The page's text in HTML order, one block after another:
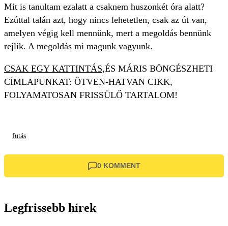
Mit is tanultam ezalatt a csaknem huszonkét óra alatt?
Ezúttal talán azt, hogy nincs lehetetlen, csak az út van,
amelyen végig kell mennünk, mert a megoldás bennünk
rejlik. A megoldás mi magunk vagyunk.
CSAK EGY KATTINTÁS,ÉS MÁRIS BÖNGÉSZHETI
CÍMLAPUNKAT: ÖTVEN-HATVAN CIKK,
FOLYAMATOSAN FRISSÜLŐ TARTALOM!
futás
0 KOMMENT
Legfrissebb hírek